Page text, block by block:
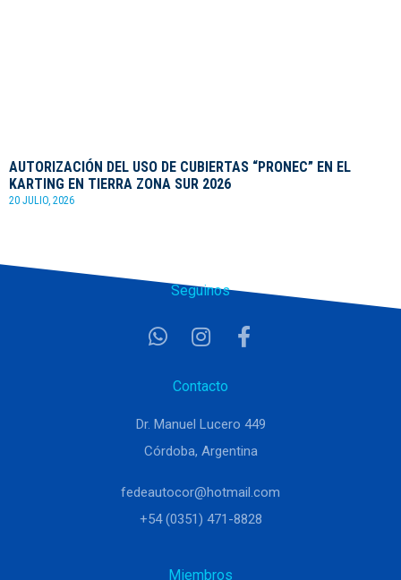
AUTORIZACIÓN DEL USO DE CUBIERTAS “PRONEC” EN EL
KARTING EN TIERRA ZONA SUR 2026
20 JULIO, 2026
Seguinos
Contacto
Dr. Manuel Lucero 449
Córdoba, Argentina
fedeautocor@hotmail.com
+54 (0351) 471-8828
Miembros